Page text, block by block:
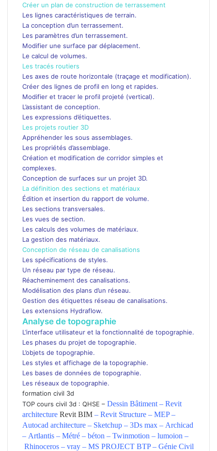
Créer un plan de construction de terrassement
Les lignes caractéristiques de terrain.
La conception d’un terrassement.
Les paramètres d’un terrassement.
Modifier une surface par déplacement.
Le calcul de volumes.
Les tracés routiers
Les axes de route horizontale (traçage et modification).
Créer des lignes de profil en long et rapides.
Modifier et tracer le profil projeté (vertical).
L’assistant de conception.
Les expressions d’étiquettes.
Les projets routier 3D
Appréhender les sous assemblages.
Les propriétés d’assemblage.
Création et modification de corridor simples et
complexes.
Conception de surfaces sur un projet 3D.
La définition des sections et matériaux
Édition et insertion du rapport de volume.
Les sections transversales.
Les vues de section.
Les calculs des volumes de matériaux.
La gestion des matériaux.
Conception de réseau de canalisations
Les spécifications de styles.
Un réseau par type de réseau.
Réacheminement des canalisations.
Modélisation des plans d’un réseau.
Gestion des étiquettes réseau de canalisations.
Les extensions Hydraflow.
Analyse de topographie
L’interface utilisateur et la fonctionnalité de topographie.
Les phases du projet de topographie.
L’objets de topographie.
Les styles et affichage de la topographie.
Les bases de données de topographie.
Les réseaux de topographie.
formation civil 3d
TOP cours civil 3d : QHSE – Dessin Bâtiment – Revit
architecture Revit BIM – Revit Structure – MEP –
Autocad architecture – Sketchup – 3Ds max – Archicad
– Artlantis – Métré – béton – Twinmotion – lumoion –
Rhinoceros – vray – MS PROJECT BTP – Génie Civil